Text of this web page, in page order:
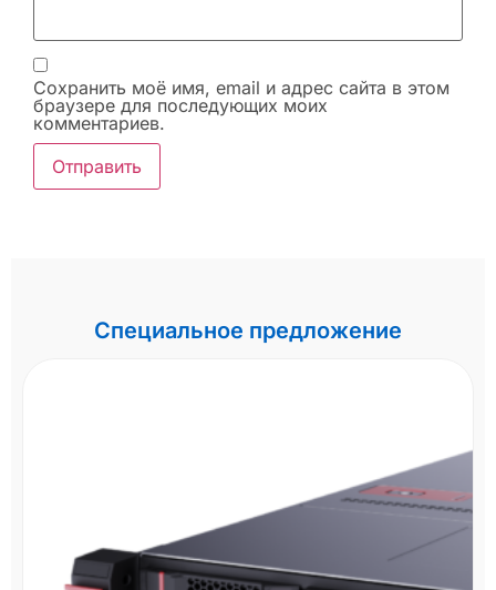
Сохранить моё имя, email и адрес сайта в этом
браузере для последующих моих
комментариев.
Специальное предложение